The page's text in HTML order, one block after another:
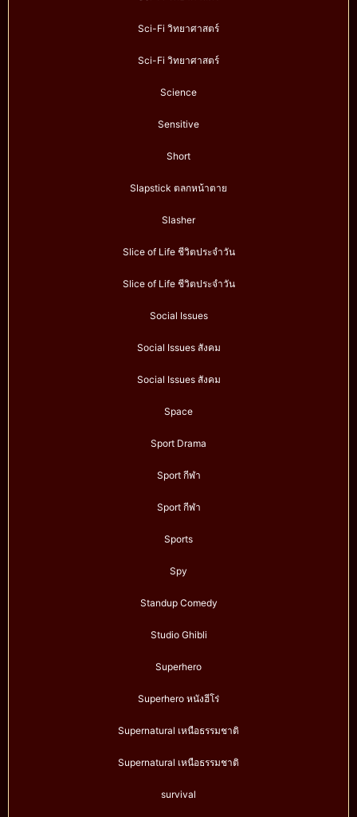
Sci-Fi วิทยาศาสตร์
Sci-Fi วิทยาศาสตร์
Science
Sensitive
Short
Slapstick ตลกหน้าตาย
Slasher
Slice of Life ชีวิตประจำวัน
Slice of Life ชีวิตประจำวัน
Social Issues
Social Issues สังคม
Social Issues สังคม
Space
Sport Drama
Sport กีฬา
Sport กีฬา
Sports
Spy
Standup Comedy
Studio Ghibli
Superhero
Superhero หนังฮีโร่
Supernatural เหนือธรรมชาติ
Supernatural เหนือธรรมชาติ
survival